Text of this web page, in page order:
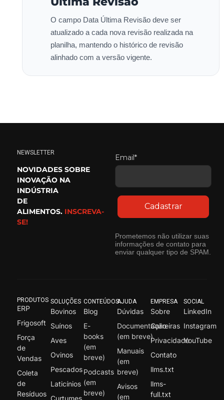
O campo Data Última Revisão deve ser
atualizado a cada nova revisão realizada na
planilha, mantendo o histórico de revisão
alinhado com a versão vigente.
NEWSLETTER
NOVIDADES SOBRE
INOVAÇÃO NA
INDÚSTRIA
DE
ALIMENTOS. INSCREVA-
SE!
Email*
Cadastrar
Prometemos não utilizar suas
informações de contato para
enviar qualquer tipo de SPAM.
PRODUTOS
ERP
Frigosoft
Força
de
Vendas
Coleta
de
Resíduos
SOLUÇÕES
Bovinos
Suínos
Aves
Ovinos
Pescados
Laticínios
Curtumes
CONTEÚDOS
Blog
E-
books
(em
breve)
Podcasts
(em
breve)
AJUDA
Dúvidas
Documentação
(em breve)
Manuais
(em
breve)
Avisos
(em
EMPRESA
Sobre
Carreiras
Privacidade
Contato
llms.txt
llms-
full.txt
SOCIAL
LinkedIn
Instagram
YouTube